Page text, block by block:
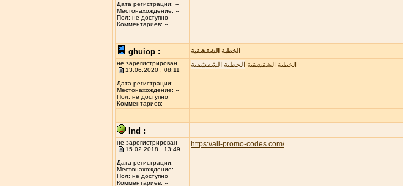
Дата регистрации: --
Местонахождение: --
Пол: не доступно
Комментариев: --
ghuiop : الخطبة الشقشقية
не зарегистрирован
13.06.2020 , 08:11
Дата регистрации: --
Местонахождение: --
Пол: не доступно
Комментариев: --
الخطبة الشقشقية الخطبة الشقشقية
lnd :
не зарегистрирован
15.02.2018 , 13:49
Дата регистрации: --
Местонахождение: --
Пол: не доступно
Комментариев: --
https://all-promo-codes.com/